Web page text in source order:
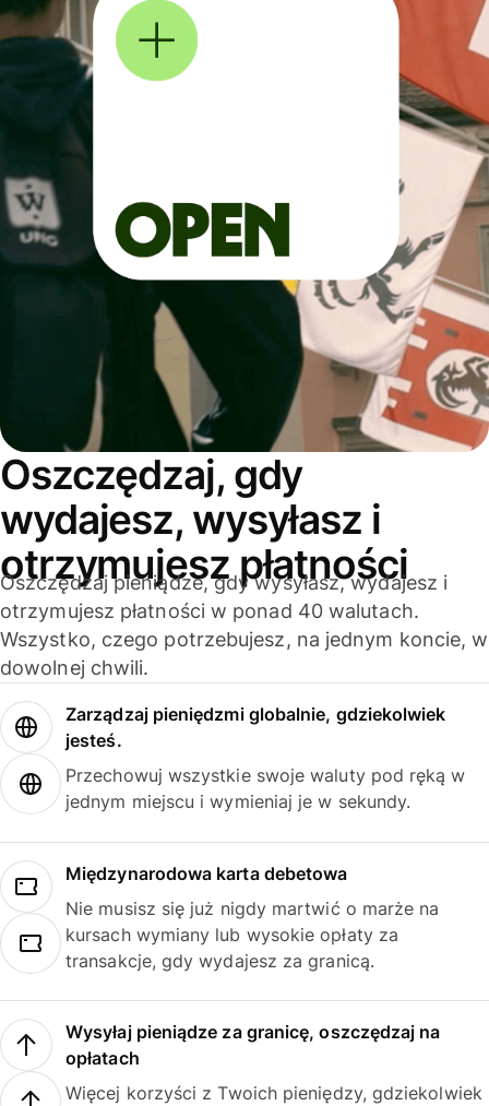
Oszczędzaj, gdy
wydajesz, wysyłasz i
otrzymujesz płatności
Oszczędzaj pieniądze, gdy wysyłasz, wydajesz i
otrzymujesz płatności w ponad 40 walutach.
Wszystko, czego potrzebujesz, na jednym koncie, w
dowolnej chwili.
Zarządzaj pieniędzmi globalnie, gdziekolwiek
jesteś.
Przechowuj wszystkie swoje waluty pod ręką w
jednym miejscu i wymieniaj je w sekundy.
Międzynarodowa karta debetowa
Nie musisz się już nigdy martwić o marże na
kursach wymiany lub wysokie opłaty za
transakcje, gdy wydajesz za granicą.
Wysyłaj pieniądze za granicę, oszczędzaj na
opłatach
Więcej korzyści z Twoich pieniędzy, gdziekolwiek